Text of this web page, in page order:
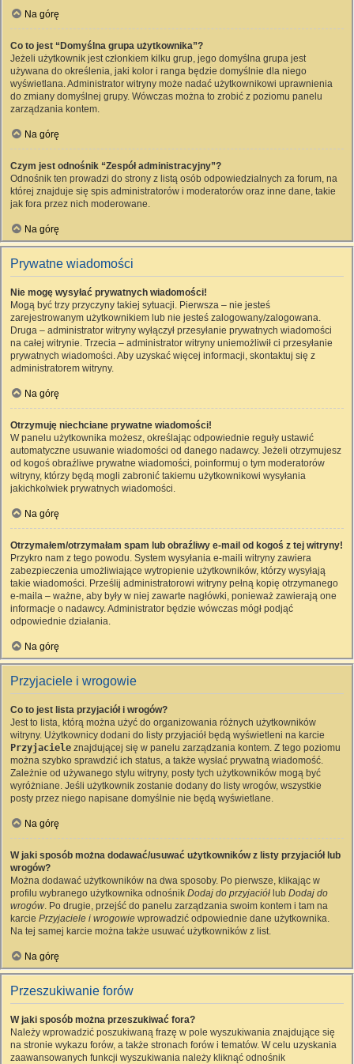
Na górę
Co to jest “Domyślna grupa użytkownika”?
Jeżeli użytkownik jest członkiem kilku grup, jego domyślna grupa jest
używana do określenia, jaki kolor i ranga będzie domyślnie dla niego
wyświetlana. Administrator witryny może nadać użytkownikowi uprawnienia
do zmiany domyślnej grupy. Wówczas można to zrobić z poziomu panelu
zarządzania kontem.
Na górę
Czym jest odnośnik “Zespół administracyjny”?
Odnośnik ten prowadzi do strony z listą osób odpowiedzialnych za forum, na
której znajduje się spis administratorów i moderatorów oraz inne dane, takie
jak fora przez nich moderowane.
Na górę
Prywatne wiadomości
Nie mogę wysyłać prywatnych wiadomości!
Mogą być trzy przyczyny takiej sytuacji. Pierwsza – nie jesteś
zarejestrowanym użytkownikiem lub nie jesteś zalogowany/zalogowana.
Druga – administrator witryny wyłączył przesyłanie prywatnych wiadomości
na całej witrynie. Trzecia – administrator witryny uniemożliwił ci przesyłanie
prywatnych wiadomości. Aby uzyskać więcej informacji, skontaktuj się z
administratorem witryny.
Na górę
Otrzymuję niechciane prywatne wiadomości!
W panelu użytkownika możesz, określając odpowiednie reguły ustawić
automatyczne usuwanie wiadomości od danego nadawcy. Jeżeli otrzymujesz
od kogoś obraźliwe prywatne wiadomości, poinformuj o tym moderatorów
witryny, którzy będą mogli zabronić takiemu użytkownikowi wysyłania
jakichkolwiek prywatnych wiadomości.
Na górę
Otrzymałem/otrzymałam spam lub obraźliwy e-mail od kogoś z tej witryny!
Przykro nam z tego powodu. System wysyłania e-maili witryny zawiera
zabezpieczenia umożliwiające wytropienie użytkowników, którzy wysyłają
takie wiadomości. Prześlij administratorowi witryny pełną kopię otrzymanego
e-maila – ważne, aby były w niej zawarte nagłówki, ponieważ zawierają one
informacje o nadawcy. Administrator będzie wówczas mógł podjąć
odpowiednie działania.
Na górę
Przyjaciele i wrogowie
Co to jest lista przyjaciół i wrogów?
Jest to lista, którą można użyć do organizowania różnych użytkowników
witryny. Użytkownicy dodani do listy przyjaciół będą wyświetleni na karcie
Przyjaciele znajdującej się w panelu zarządzania kontem. Z tego poziomu
można szybko sprawdzić ich status, a także wysłać prywatną wiadomość.
Zależnie od używanego stylu witryny, posty tych użytkowników mogą być
wyróżniane. Jeśli użytkownik zostanie dodany do listy wrogów, wszystkie
posty przez niego napisane domyślnie nie będą wyświetlane.
Na górę
W jaki sposób można dodawać/usuwać użytkowników z listy przyjaciół lub
wrogów?
Można dodawać użytkowników na dwa sposoby. Po pierwsze, klikając w
profilu wybranego użytkownika odnośnik Dodaj do przyjaciół lub Dodaj do
wrogów. Po drugie, przejść do panelu zarządzania swoim kontem i tam na
karcie Przyjaciele i wrogowie wprowadzić odpowiednie dane użytkownika.
Na tej samej karcie można także usuwać użytkowników z list.
Na górę
Przeszukiwanie forów
W jaki sposób można przeszukiwać fora?
Należy wprowadzić poszukiwaną frazę w pole wyszukiwania znajdujące się
na stronie wykazu forów, a także stronach forów i tematów. W celu uzyskania
zaawansowanych funkcji wyszukiwania należy kliknąć odnośnik